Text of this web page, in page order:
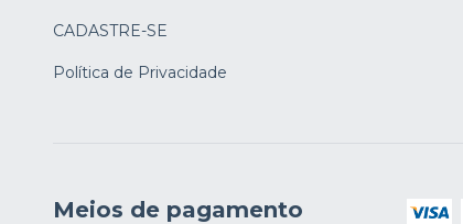
CADASTRE-SE
Política de Privacidade
Meios de pagamento